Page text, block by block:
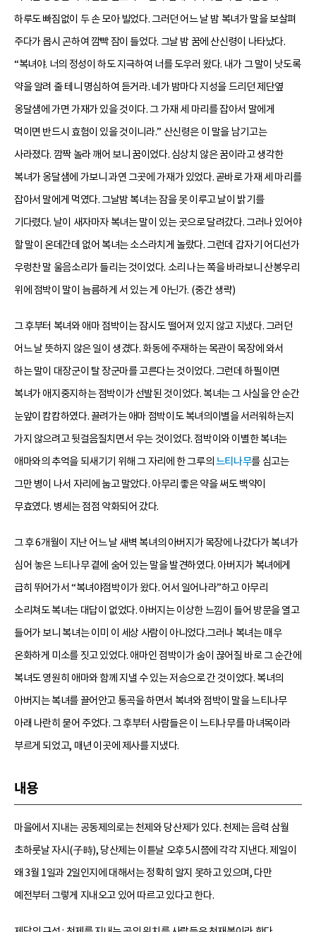
하루도 빠짐없이 두 손 모아 빌었다. 그러던 어느 날 밤 복녀가 말을 보살펴
주다가 몹시 곤하여 깜빡 잠이 들었다. 그날 밤 꿈에 산신령이 나타났다.
“복녀야. 너의 정성이 하도 지극하여 너를 도우러 왔다. 내가 그 말이 낫도록
약을 알려 줄 테니 명심하여 듣거라. 네가 밤마다 지성을 드리던 제단옆
옹달샘에 가면 가재가 있을 것이다. 그 가재 세 마리를 잡아서 말에게
먹이면 반드시 효험이 있을 것이니라.” 산신령은 이 말을 남기고는
사라졌다. 깜짝 놀라 깨어 보니 꿈이었다. 심상치 않은 꿈이라고 생각한
복녀가 옹달샘에 가보니 과연 그곳에 가재가 있었다. 곧바로 가재 세 마리를
잡아서 말에게 먹였다. 그날밤 복녀는 잠을 못 이루고 날이 밝기를
기다렸다. 날이 새자마자 복녀는 말이 있는 곳으로 달려갔다. 그러나 있어야
할 말이 온데간데 없어 복녀는 소스라치게 놀랐다. 그런데 갑자기 어디선가
우렁찬 말 울음소리가 들리는 것이었다. 소리 나는 쪽을 바라보니 산봉우리
위에 점박이 말이 늠름하게 서 있는 게 아닌가. (중간 생략)
그 후부터 복녀와 애마 점박이는 잠시도 떨어져 있지 않고 지냈다. 그러던
어느 날 뜻하지 않은 일이 생겼다. 화동에 주재하는 목관이 목장에 와서
하는 말이 대장군이 탈 장군마를 고른다는 것이었다. 그런데 하필이면
복녀가 애지중지하는 점박이가 선발된 것이었다. 복녀는 그 사실을 안 순간
눈앞이 캄캄하였다. 끌려가는 애마 점박이도 복녀의이별을 서러워하는지
가지 않으려고 뒷걸음질치면서 우는 것이었다. 점박이와 이별한 복녀는
애마와의 추억을 되새기기 위해 그 자리에 한 그루의 느티나무를 심고는
그만 병이 나서 자리에 눕고 말았다. 아무리 좋은 약을 써도 백약이
무효였다. 병세는 점점 악화되어 갔다.
그 후 6개월이 지난 어느 날 새벽 복녀의 아버지가 목장에 나갔다가 복녀가
심어 놓은 느티나무 곁에 숨어 있는 말을 발견하였다. 아버지가 복녀에게
급히 뛰어가서 “복녀야점박이가 왔다. 어서 일어나라”하고 아무리
소리쳐도 복녀는 대답이 없었다. 아버지는 이상한 느낌이 들어 방문을 열고
들어가 보니 복녀는 이미 이 세상 사람이 아니었다.그러나 복녀는 매우
온화하게 미소를 짓고 있었다. 애마인 점박이가 숨이 끊어질 바로 그 순간에
복녀도 영원히 애마와 함께 지낼 수 있는 저승으로 간 것이었다. 복녀의
아버지는 복녀를 끌어안고 통곡을 하면서 복녀와 점박이 말을 느티나무
아래 나란히 묻어 주었다. 그 후부터 사람들은 이 느티나무를 마녀목이라
부르게 되었고, 매년 이곳에 제사를 지냈다.
내용
마을에서 지내는 공동제의로는 천제와 당산제가 있다. 천제는 음력 삼월
초하룻날 자시(子時), 당산제는 이튿날 오후 5시쯤에 각각 지낸다. 제일이
왜 3월 1일과 2일인지에 대해서는 정확히 알지 못하고 있으며, 다만
예전부터 그렇게 지내오고 있어 따르고 있다고 한다.